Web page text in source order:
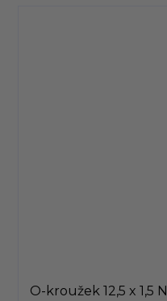
O-kroužek 12,5 x 1,5